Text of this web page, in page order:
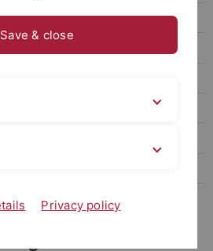
aktuelle Informationen
Save & close
Privacy policy